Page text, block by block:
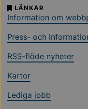
LÄNKAR
Information om
Press- och
RSS-flöde nyheter
Kartor
Lediga jobb